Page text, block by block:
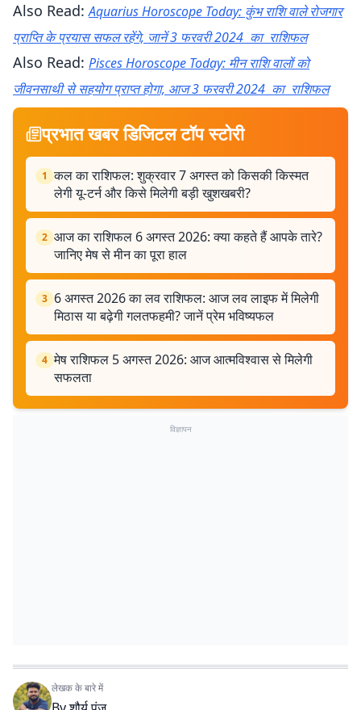
Also Read:Aquarius Horoscope Today: कुंभ राशि वाले रोजगार
प्राप्ति के प्रयास सफल रहेंगे, जानें 3 फरवरी 2024 का राशिफल
Also Read: Pisces Horoscope Today: मीन राशि वालों को
जीवनसाथी से सहयोग प्राप्त होगा, आज 3 फरवरी 2024 का राशिफल
प्रभात खबर डिजिटल टॉप स्टोरी
1 कल का राशिफल: शुक्रवार 7 अगस्त को किसकी किस्मत
लेगी यू-टर्न और किसे मिलेगी बड़ी खुशखबरी?
2 आज का राशिफल 6 अगस्त 2026: क्या कहते हैं आपके तारे?
जानिए मेष से मीन का पूरा हाल
3 6 अगस्त 2026 का लव राशिफल: आज लव लाइफ में मिलेगी
मिठास या बढ़ेगी गलतफहमी? जानें प्रेम भविष्यफल
4 मेष राशिफल 5 अगस्त 2026: आज आत्मविश्वास से मिलेगी
सफलता
विज्ञापन
लेखक के बारे में